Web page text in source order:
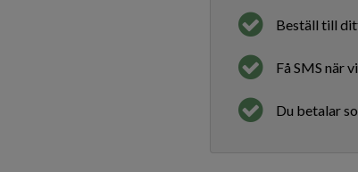
Beställ till
Få SMS när
Du betalar